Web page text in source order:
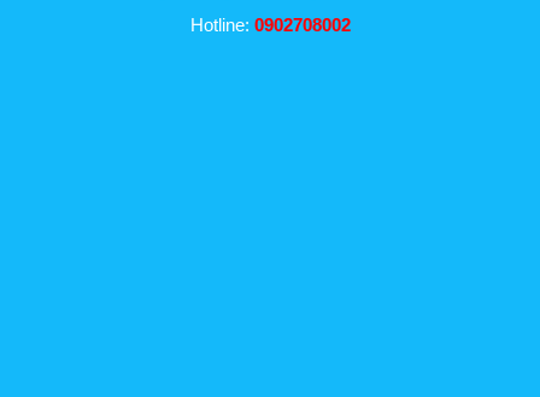
Hotline: 0902708002